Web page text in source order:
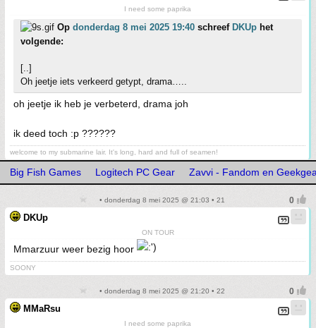
I need some paprika
Op donderdag 8 mei 2025 19:40 schreef DKUp het
volgende:
[..]
Oh jeetje iets verkeerd getypt, drama…..
oh jeetje ik heb je verbeterd, drama joh
ik deed toch :p ??????
welcome to my submarine lair. It's long, hard and full of seamen!
Big Fish Games Logitech PC Gear Zavvi - Fandom en
• donderdag 8 mei 2025 @ 21:03 • 21
DKUp
ON TOUR
Mmarzuur weer bezig hoor
SOONY
• donderdag 8 mei 2025 @ 21:20 • 22
MMaRsu
I need some paprika